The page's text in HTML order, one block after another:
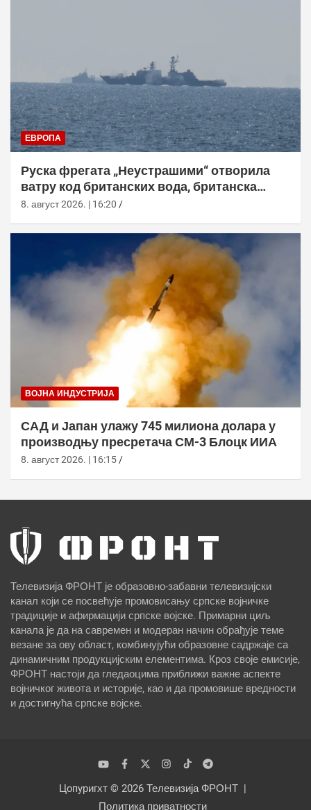
ЕВРОПА
Руска фрегата „Неустрашими“ отворила
ватру код британских вода, британска
морнарица појачала праћење
8. август 2026. | 16:20
ВОЈНА ИНДУСТРИЈА
САД и Јапан улажу 745 милиона долара у
производњу пресретача СМ-3 Блоцк ИИА
8. август 2026. | 16:15
Телевизија ФРОНТ је образовно-забавни телевизијски
канал који се посвећује промовисању српске војничке
традиције и афирмацији српске војске. Примарни циљ
канала је да на савремен и модеран начин обрађује теме
везане за ову област, комбинујући образовне садржаје са
динамичним продукцијским елементима. Кроз своје емисије,
ФРОНТ настоји да гледаоцима приближи важне аспекте
војничког живота и историје, као и да промовише вредности
и достигнућа српске војске.
Цопyригхт © 2026 Телевизија ФРОНТ
Политика приватности